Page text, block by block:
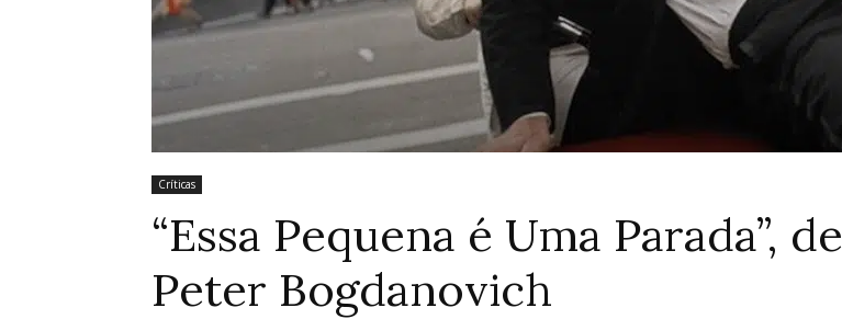
Cinema
Críticas
“Essa Pequena é Uma Parada”, de
Peter Bogdanovich